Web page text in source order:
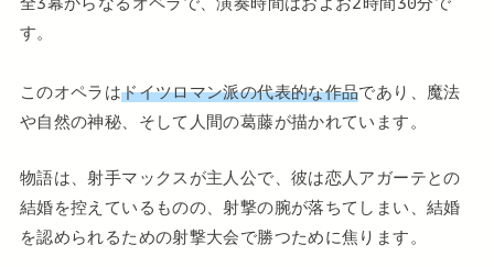
す。
このオペラはドイツロマン派の代表的な作品であり、魔法
や自然の神秘、そして人間の葛藤が描かれています。
物語は、射手マックスが主人公で、彼は恋人アガーテとの
結婚を控えているものの、射撃の腕が落ちてしまい、結婚
を認められるための射撃大会で勝つために焦ります。